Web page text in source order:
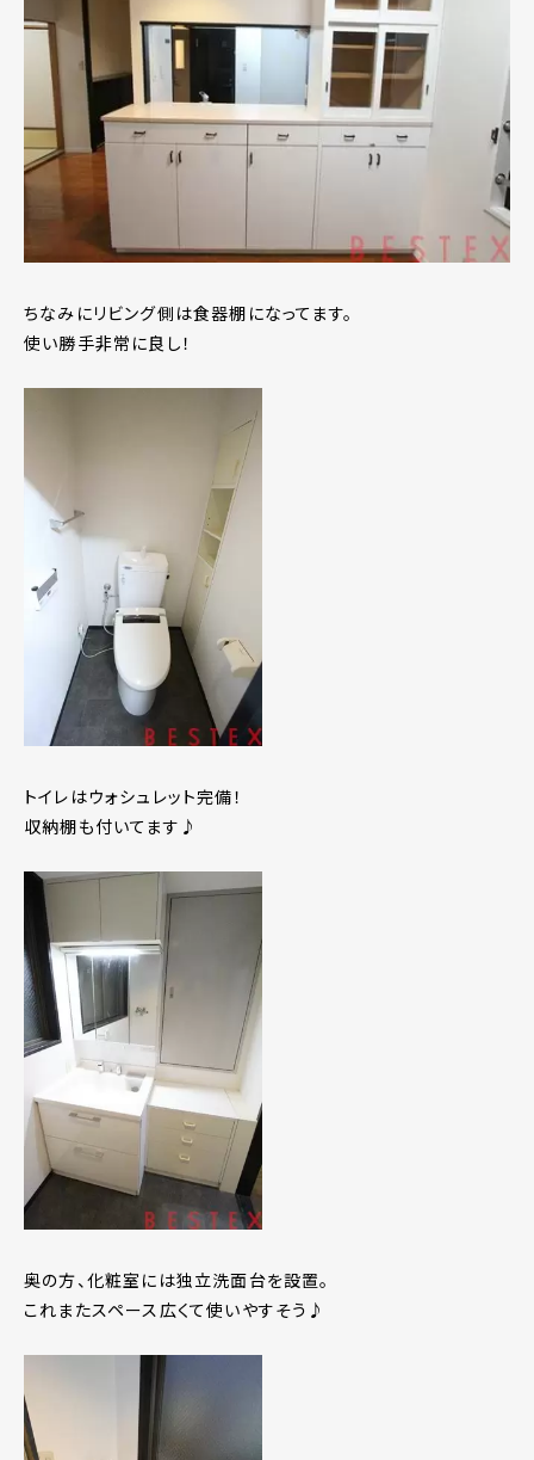
ちなみにリビング側は食器棚になってます。
使い勝手非常に良し！
トイレはウォシュレット完備！
収納棚も付いてます♪
奥の方、化粧室には独立洗面台を設置。
これまたスペース広くて使いやすそう♪